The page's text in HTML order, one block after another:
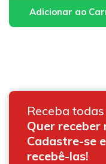
Receba
Quer
Cadastre-se
recebê-las!